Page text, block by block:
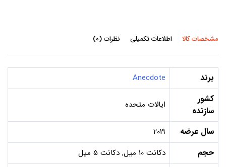
مشخصات کالا اطلاعات تکمیلی نظرات (0)
برند Anecdote
کشور
سازنده
ایالات متحده
سال عرضه 2019
حجم دکانت 10 میل, دکانت 5 میل